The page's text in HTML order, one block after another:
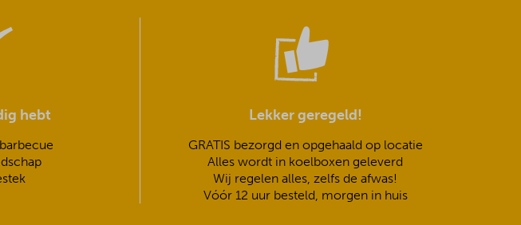
hebt Lekker geregeld!
GRATIS bezorgd en opgehaald op locatie
Alles wordt in koelboxen geleverd
Wij regelen alles, zelfs de afwas!
Vóór 12 uur besteld, morgen in huis